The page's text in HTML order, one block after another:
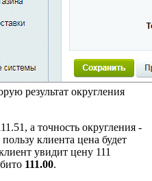
результат округления
а точность округления -
клиента цена будет
увидит цену 111
111.00.